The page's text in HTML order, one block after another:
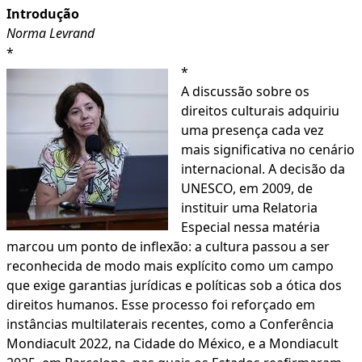
Introdução
Norma Levrand
*
*
A discussão sobre os
direitos culturais adquiriu
uma presença cada vez
mais significativa no cenário
internacional. A decisão da
UNESCO, em 2009, de
instituir uma Relatoria
Especial nessa matéria
marcou um ponto de inflexão: a cultura passou a ser
reconhecida de modo mais explícito como um campo
que exige garantias jurídicas e políticas sob a ótica dos
direitos humanos. Esse processo foi reforçado em
instâncias multilaterais recentes, como a Conferência
Mondiacult 2022, na Cidade do México, e a Mondiacult